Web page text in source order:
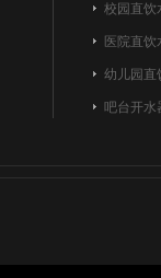
校园直饮
医院直饮
幼儿园直
吧台开水